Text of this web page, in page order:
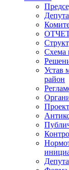
Схема
Устав
район